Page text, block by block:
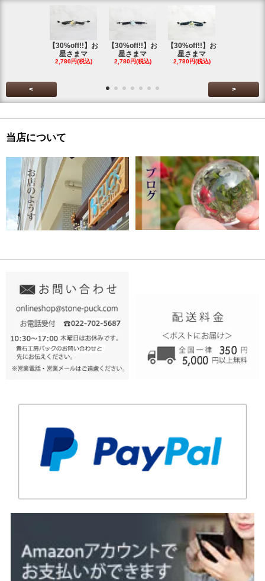
【30%off!!】お
星さまマ
2,780円(税込)
【30%off!!】お
星さまマ
2,780円(税込)
【30%off!!】お
星さまマ
2,780円(税込)
< >
当店について